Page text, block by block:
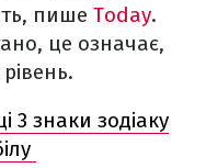
пише Today.
це означає,
3 знаки зодіаку